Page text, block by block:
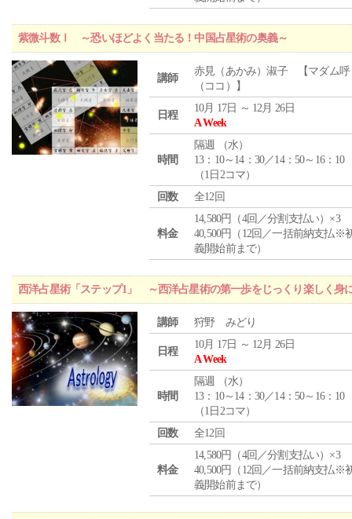
紫微斗数Ⅰ ～恐いほどよく当たる！中国占星術の奥義～
講師
赤見（あかみ）淑子 【マダム呼
（ココ）】
日程
10月 17日 ～ 12月 26日
A Week
時間
隔週 （水）
13：10～14：30／14：50～16：10
（1日2コマ）
回数
全12回
料金
14,580円（4回／分割支払い）×3
40,500円（12回／一括前納支払※
義開始前まで）
西洋占星術「ステップ1」 ～西洋占星術の第一歩をじっくり楽しく身
講師 狩野 みどり
日程
10月 17日 ～ 12月 26日
A Week
時間
隔週 （水）
13：10～14：30／14：50～16：10
（1日2コマ）
回数
全12回
料金
14,580円（4回／分割支払い）×3
40,500円（12回／一括前納支払※
義開始前まで）